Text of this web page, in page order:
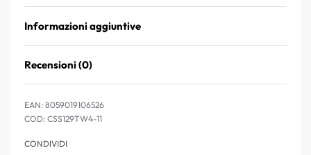
Informazioni aggiuntive
Recensioni (0)
EAN: 8059019106526
CSS129TW4-11
CONDIVIDI